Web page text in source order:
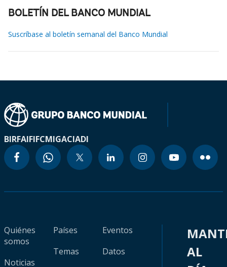
BOLETÍN DEL BANCO MUNDIAL
Suscríbase al boletín semanal del Banco Mundial
BIRFAIFIFCMIGACIADI
Quiénes
somos
Noticias
Países
Temas
Eventos
Datos
AL